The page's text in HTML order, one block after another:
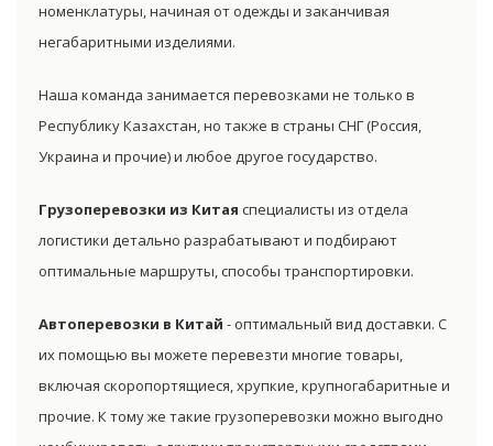
номенклатуры, начиная от одежды и заканчивая
негабаритными изделиями.
Наша команда занимается перевозками не только в
Республику Казахстан, но также в страны СНГ (Россия,
Украина и прочие) и любое другое государство.
Грузоперевозки из Китая специалисты из отдела
логистики детально разрабатывают и подбирают
оптимальные маршруты, способы транспортировки.
Автоперевозки в Китай - оптимальный вид доставки. С
их помощью вы можете перевезти многие товары,
включая скоропортящиеся, хрупкие, крупногабаритные и
прочие. К тому же такие грузоперевозки можно выгодно